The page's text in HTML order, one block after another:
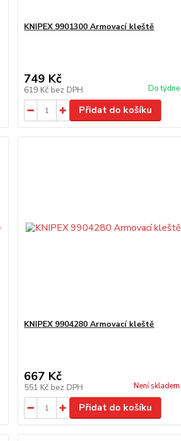
KNIPEX 9901300 Armovací kleště
749 Kč
619 Kč bez DPH Do týdne
Přidat do košíku
KNIPEX 9904280 Armovací kleště
667 Kč
551 Kč bez DPH Není skladem
Přidat do košíku